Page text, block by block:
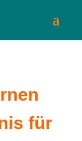
für